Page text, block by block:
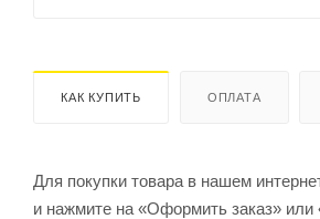
КАК КУПИТЬ ОПЛАТА
Для покупки товара в нашем
и нажмите на «Оформить заказ» или